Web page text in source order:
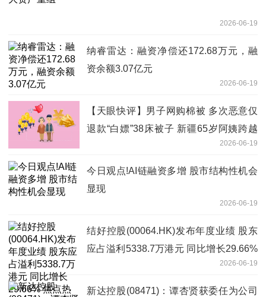
2026-06-19
纳睿雷达：融资净偿还172.68万元，融
资余额3.07亿元
2026-06-19
【天眼快评】男子网购棉被 多次恶意仅
退款“白嫖”38床被子 新疆65岁阿姨跨越
3000公里讨公道 莫让规则漏洞伤了诚信
商家的心
2026-06-19
今日观点!AI链融资多增 股市结构性机会
显现
2026-06-19
结好控股(00064.HK)发布年度业绩 股东
应占溢利5338.7万港元 同比增长29.66%
2026-06-19
新达控股(08471)：谭杏贤获委任为公司